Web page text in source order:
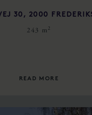
30, 2000
243 m 2
READ MORE